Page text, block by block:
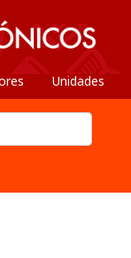
Unidades